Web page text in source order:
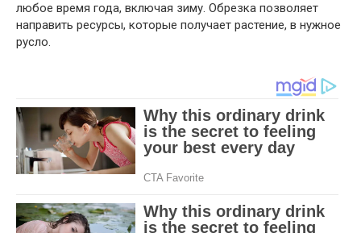
любое время года, включая зиму. Обрезка позволяет
направить ресурсы, которые получает растение, в нужное
русло.